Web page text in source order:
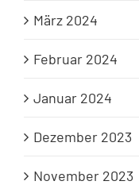
März 2024
Februar 2024
Januar 2024
Dezember 2023
November 2023